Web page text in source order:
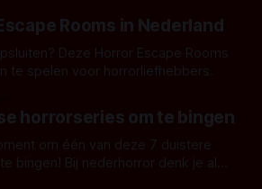
Rooms in Nederland
Deze Horror Escape Rooms
te spelen voor horrorliefhebbers.
horrorseries om te bingen
om één van deze 7 duistere
denk je al